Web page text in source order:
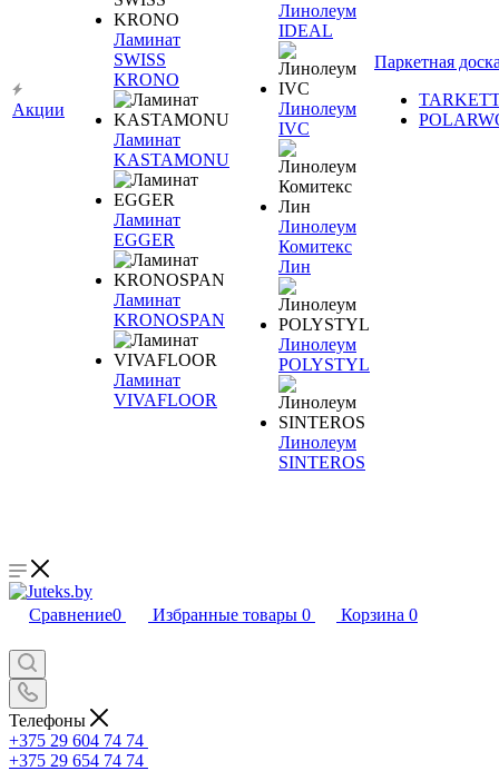
Акции
Ламинат
SWISS
KRONO
Ламинат
KASTAMONU
Ламинат
EGGER
Ламинат
KRONOSPAN
Ламинат
VIVAFLOOR
Линолеум
IDEAL
Линолеум
IVC
Линолеум
Комитекс
Лин
Линолеум
POLYSTYL
Линолеум
SINTEROS
Паркетная
Сравнение0 Избранные товары 0 Корзина 0
Телефоны
+375 29 604 74 74
+375 29 654 74 74